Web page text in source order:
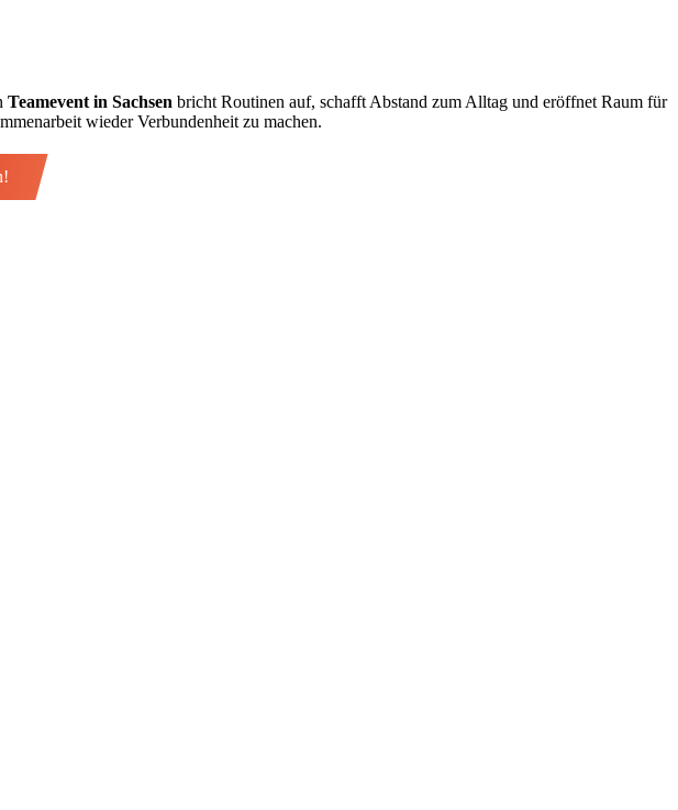
Teamevent in Sachsen bricht Routinen auf, schafft Abstand zum Alltag und eröffnet Raum für
wieder Verbundenheit zu machen.